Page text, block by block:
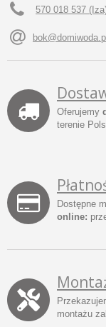
570 018 537
Oferujemy
terenie
Dostępne
online:
montażu